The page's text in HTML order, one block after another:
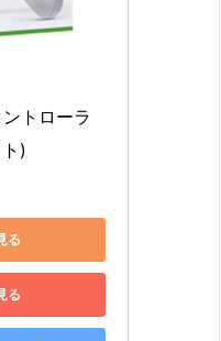
トローラ
)
る
る